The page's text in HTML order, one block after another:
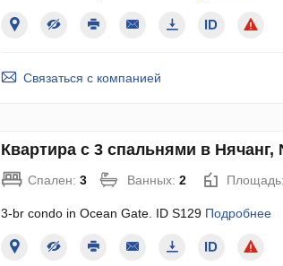
Связаться с компанией
Квартира с 3 спальнями в
Спален: 3 Ванных: 2 Площадь:
3-br condo in Ocean Gate. ID S129 Подробнее